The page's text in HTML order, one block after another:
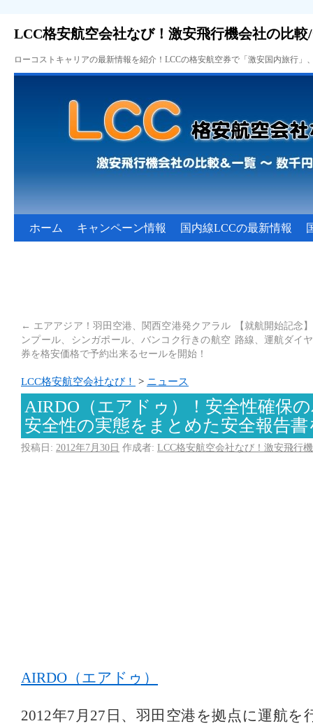
LCC格安航空会社なび！激安飛行機会社の比較
ローコストキャリアの最新情報を紹介！LCCの格安航空券で「激安国内旅行
ホーム キャンペーン情報 国内線LCCの最新情報
← エアアジア！羽田空港、関西空港発クアラル
ンプール、シンガポール、バンコク行きの航空
券を格安価格で予約出来るセールを開始！
【就航開始記念
路線、運航ダイ
LCC格安航空会社なび！ > ニュース
AIRDO（エアドゥ）！安全性確保
安全性の実態をまとめた安全報告書
投稿日: 2012年7月30日 作成者: LCC格安航空会社なび！激安飛行
AIRDO（エアドゥ）
2012年7月27日、羽田空港を拠点に運航を